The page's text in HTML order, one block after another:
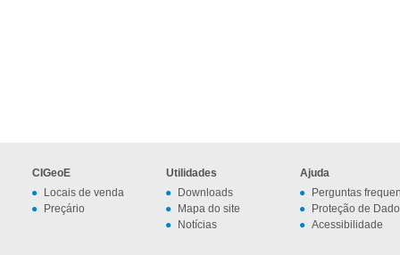
CIGeoE
Locais de venda
Preçário
Utilidades
Downloads
Mapa do site
Notícias
Ajuda
Perguntas
Proteção de
Acessibilidade